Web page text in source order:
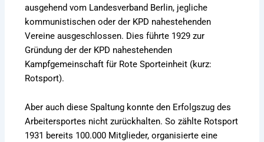
ausgehend vom Landesverband Berlin, jegliche
kommunistischen oder der KPD nahestehenden
Vereine ausgeschlossen. Dies führte 1929 zur
Gründung der der KPD nahestehenden
Kampfgemeinschaft für Rote Sporteinheit (kurz:
Rotsport).
Aber auch diese Spaltung konnte den Erfolgszug des
Arbeitersportes nicht zurückhalten. So zählte Rotsport
1931 bereits 100.000 Mitglieder, organisierte eine